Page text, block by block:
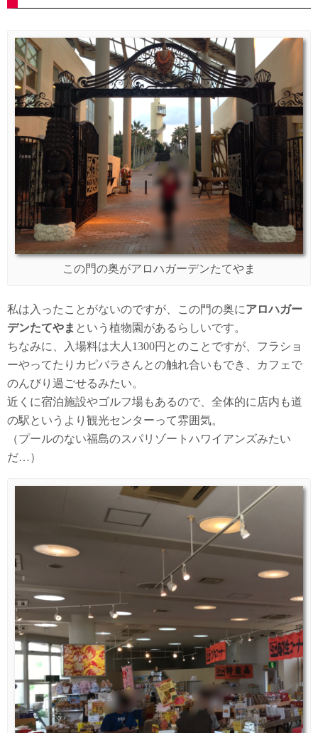
この門の奥がアロハガーデンたてやま
私は入ったことがないのですが、この門の奥にアロハガー
デンたてやま という植物園があるらしいです。
ちなみに、入場料は大人1300円とのことですが、フラショ
ーやってたりカピバラさんとの触れ合いもでき、カフェで
のんびり過ごせるみたい。
近くに宿泊施設やゴルフ場もあるので、全体的に店内も道
の駅というより観光センターって雰囲気。
（プールのない福島のスパリゾートハワイアンズみたい
だ…）